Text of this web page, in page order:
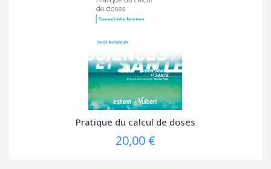
Pratique du calcul de doses
20,00 €